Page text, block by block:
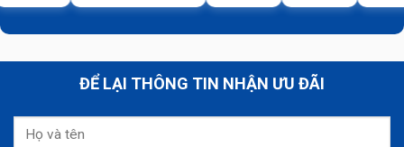
ĐỂ LẠI THÔNG TIN NHẬN ƯU ĐÃI